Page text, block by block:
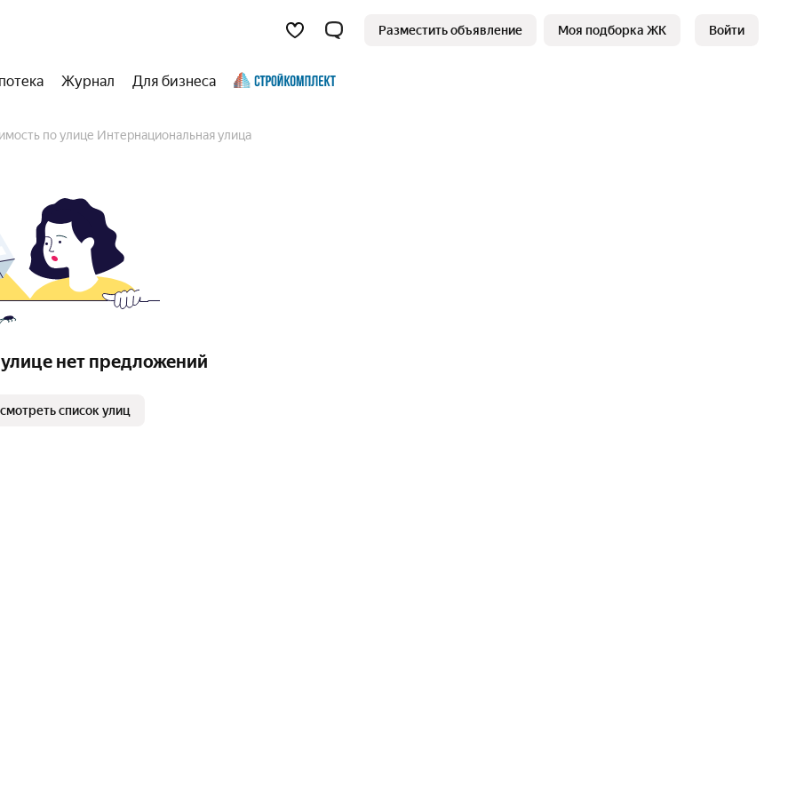
Разместить объявление Моя подборка ЖК Войти
Журнал Для бизнеса
по улице Интернациональная улица
нет предложений
список улиц